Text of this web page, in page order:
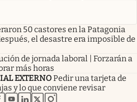
50 castores en la Patagonia
el desastre era imposible de
de jornada laboral | Forzarán a
más horas
EXTERNOPedir una tarjeta de
y lo que conviene revisar
abre en nueva pestaña
abre en nueva pestaña
abre en nueva pestaña
abre en nueva pestaña
abre en nueva pestaña